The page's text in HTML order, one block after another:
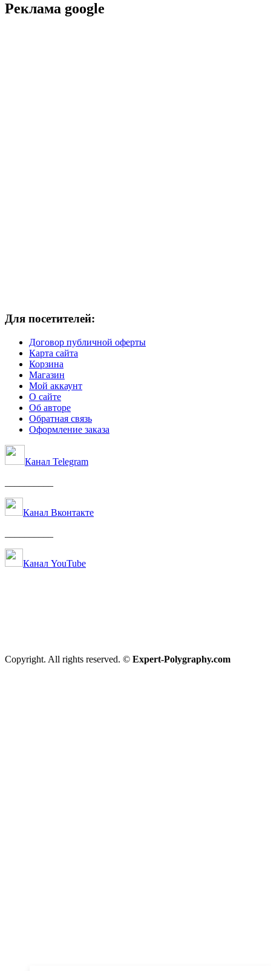
Реклама google
Для посетителей:
Договор публичной оферты
Карта сайта
Корзина
Магазин
Мой аккаунт
О сайте
Об авторе
Обратная связь
Оформление заказа
Канал Telegram
Канал Вконтакте
Канал YouTube
Copyright. All rights reserved. © Expert-Polygraphy.com